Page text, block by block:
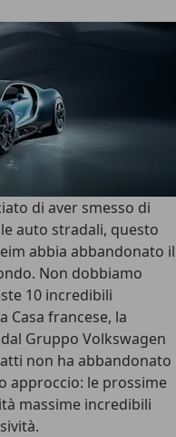
di aver smesso di
auto stradali, questo
abbia abbandonato il
Non dobbiamo
10 incredibili
Casa francese, la
Gruppo Volkswagen
non ha abbandonato
approccio: le prossime
massime incredibili